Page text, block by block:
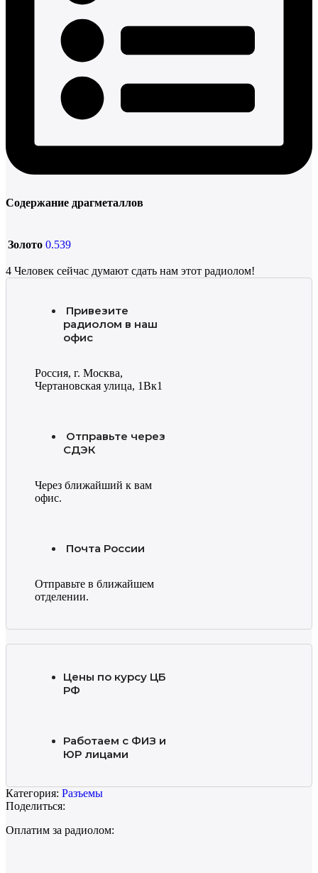
Содержание драгметаллов
Золото 0.539
4 Человек сейчас думают сдать нам этот радиолом!
Привезите
радиолом в наш
офис
Россия, г. Москва,
Чертановская улица, 1Вк1
Отправьте через
СДЭК
Через ближайший к вам
офис.
Почта России
Отправьте в ближайшем
отделении.
Цены по курсу ЦБ
РФ
Работаем с ФИЗ и
ЮР лицами
Категория: Разъемы
Поделиться:
Оплатим за радиолом: